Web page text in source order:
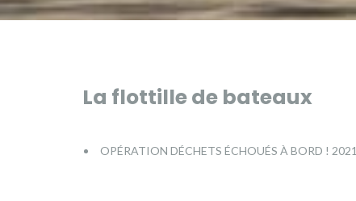
La flottille de bateaux
OPÉRATION DÉCHETS ÉCHOUÉS À BORD ! 2021